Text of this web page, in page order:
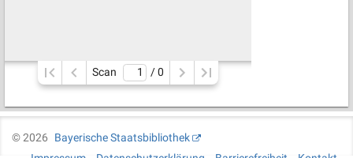
Scan / 0
©2026
Bayerische Staatsbibliothek